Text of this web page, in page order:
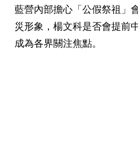
藍營內部擔心「公假祭祖」
災形象，楊文科是否會提前
成為各界關注焦點。